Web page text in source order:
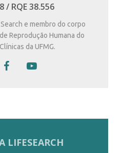
/ RQE 38.556
e membro do corpo
Reprodução Humana do
da UFMG.
LIFESEARCH